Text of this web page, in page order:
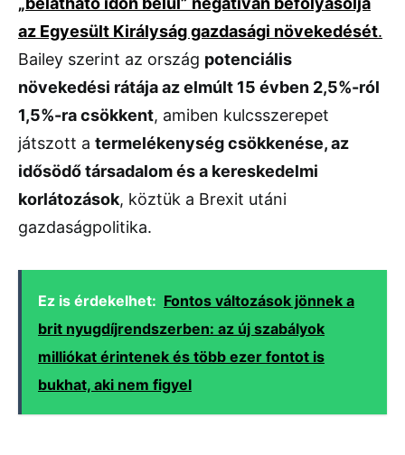
az Egyesült Királyság gazdasági növekedését.
Bailey szerint az ország potenciális
növekedési rátája az elmúlt 15 évben 2,5%-ról
1,5%-ra csökkent, amiben kulcsszerepet
játszott a termelékenység csökkenése, az
idősödő társadalom és a kereskedelmi
korlátozások, köztük a Brexit utáni
gazdaságpolitika.
Ez is érdekelhet: Fontos változások jönnek a
brit nyugdíjrendszerben: az új szabályok
milliókat érintenek és több ezer fontot is
bukhat, aki nem figyel